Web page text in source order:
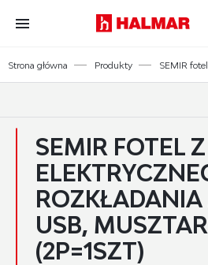
Przejdź do treści.
Przejdź do menu.
Przejdź do wyszukiwarki.
Strona główna Produkty SEMIR
SEMIR FOTEL
USB,
(2P=1SZT)